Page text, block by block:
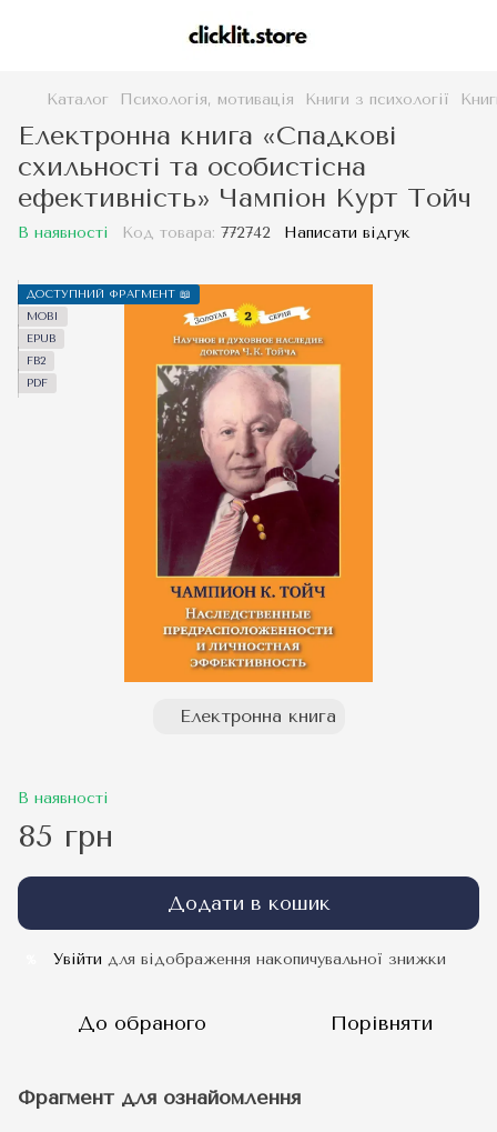
Каталог Психологія, мотивація Книги з психології
Електронна книга «Спадкові
схильності та особистісна
ефективність» Чампіон Курт Тойч
В наявності Код товара: 772742 Написати відгук
ДОСТУПНИЙ ФРАГМЕНТ 📖
MOBI
EPUB
FB2
PDF
Електронна книга
В наявності
85 грн
Додати в кошик
Увійти для відображення накопичувальної знижки
До обраного Порівняти
Фрагмент для ознайомлення